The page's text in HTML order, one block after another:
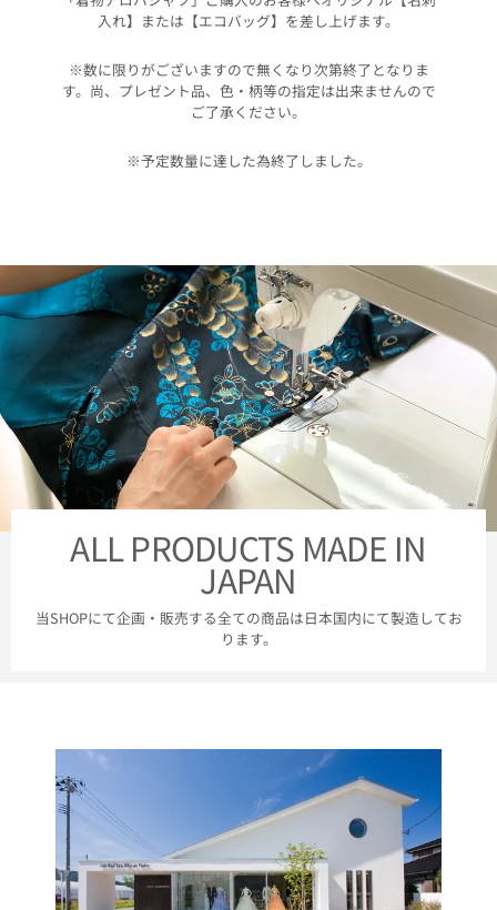
入れ】または【エコバッグ】を差し上げます。
※数に限りがございますので無くなり次第終了となりま
す。尚、プレゼント品、色・柄等の指定は出来ませんので
ご了承ください。
※予定数量に達した為終了しました。
ALL PRODUCTS MADE IN
JAPAN
当SHOPにて企画・販売する全ての商品は日本国内にて製造してお
ります。